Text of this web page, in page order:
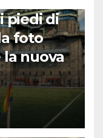
piedi di
foto
nuova